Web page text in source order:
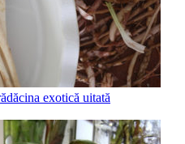
exotică uitată